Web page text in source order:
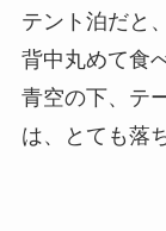
テント泊だと
背中丸めて食
青空の下、テ
は、とても落